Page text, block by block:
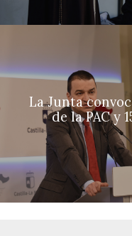
La Junta
de la PAC y